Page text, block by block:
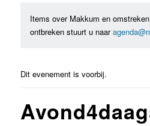
Items over Makkum en
ontbreken stuurt u naar
Dit evenement is voorbij.